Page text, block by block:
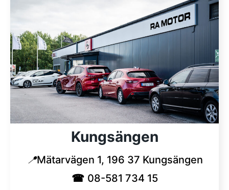
Kungsängen
📍Mätarvägen 1, 196 37 Kungsängen
☎ 08-581 734 15